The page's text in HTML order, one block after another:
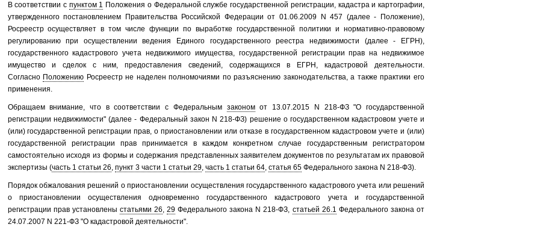
В соответствии с пунктом 1 Положения о Федеральной службе государственной регистрации, кадастра и картографии,
утвержденного постановлением Правительства Российской Федерации от 01.06.2009 N 457 (далее - Положение),
Росреестр осуществляет в том числе функции по выработке государственной политики и нормативно-правовому
регулированию при осуществлении ведения Единого государственного реестра недвижимости (далее - ЕГРН),
государственного кадастрового учета недвижимого имущества, государственной регистрации прав на недвижимое
имущество и сделок с ним, предоставления сведений, содержащихся в ЕГРН, кадастровой деятельности.
Согласно Положению Росреестр не наделен полномочиями по разъяснению законодательства, а также практики его
применения.
Обращаем внимание, что в соответствии с Федеральным закономот 13.07.2015 N 218-ФЗ "О государственной
регистрации недвижимости" (далее - Федеральный закон N 218-ФЗ) решение о государственном кадастровом учете и
(или) государственной регистрации прав, о приостановлении или отказе в государственном кадастровом учете и (или)
государственной регистрации прав принимается в каждом конкретном случае государственным регистратором
самостоятельно исходя из формы и содержания представленных заявителем документов по результатам их правовой
экспертизы (часть 1 статьи 26, пункт 3 части 1 статьи 29, часть 1 статьи 64, статья 65Федерального закона N 218-ФЗ).
Порядок обжалования решений о приостановлении осуществления государственного кадастрового учета или решений
о приостановлении осуществления одновременно государственного кадастрового учета и государственной
регистрации прав установлены статьями 26,29 Федерального закона N 218-ФЗ, статьей 26.1 Федерального закона от
24.07.2007 N 221-ФЗ "О кадастровой деятельности".